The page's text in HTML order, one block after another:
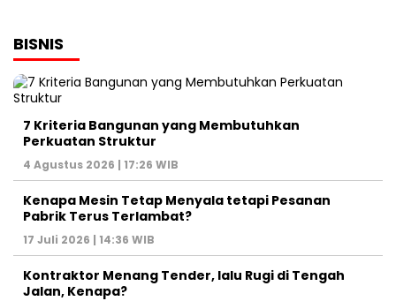
BISNIS
7 Kriteria Bangunan yang Membutuhkan
Perkuatan Struktur
4 Agustus 2026 | 17:26 WIB
Kenapa Mesin Tetap Menyala tetapi Pesanan
Pabrik Terus Terlambat?
17 Juli 2026 | 14:36 WIB
Kontraktor Menang Tender, lalu Rugi di Tengah
Jalan, Kenapa?